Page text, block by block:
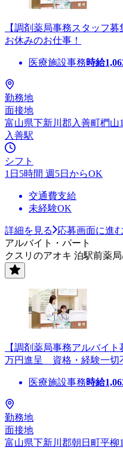
【調剤薬局事務スタッフ
お休みのお仕事！
医療施設事務時給
勤務地
面接地
富山県下新川郡入善町椚山
入善駅
シフト
1日5時間 週5日からOK
交通費支給
未経験OK
詳細を見る
応募画面に進む
アルバイト・パート
クスリのアオキ 泊駅前薬
【調剤薬局事務アルバイ
万円進呈 資格・経験一切
医療施設事務時給
勤務地
面接地
富山県下新川郡朝日町平柳